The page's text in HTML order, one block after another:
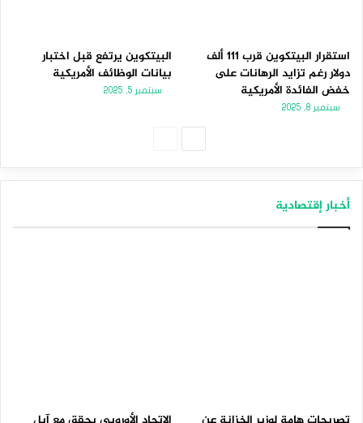
استقرار البيتكوين قرب 111 ألف
دولار رغم تزايد الرهانات على
خفض الفائدة الأمريكية
سبتمبر 8, 2025
البيتكوين يرتفع قبل اختبار
بيانات الوظائف الأمريكية
سبتمبر 5, 2025
أخبار إقتصادية